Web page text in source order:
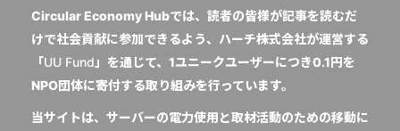
Circular Economy Hubでは、読者の皆様が記事を読むだ
けで社会貢献に参加できるよう、ハーチ株式会社が運営する
「UU Fund 」を通じて、1ユニークユーザーにつき0.1円を
NPO団体に寄付する取り組みを行っています。
当サイトは、サーバーの電力使用と取材活動のための移動に